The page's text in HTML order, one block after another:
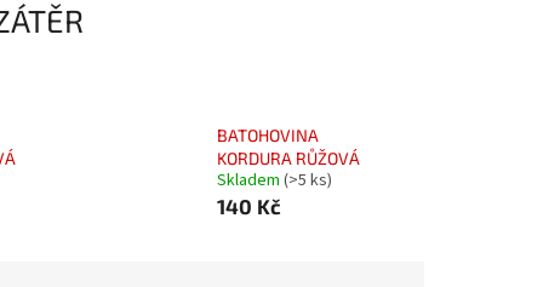
BATOHOVINA
KORDURA RŮŽOVÁ
Skladem (>5 ks)
140 Kč